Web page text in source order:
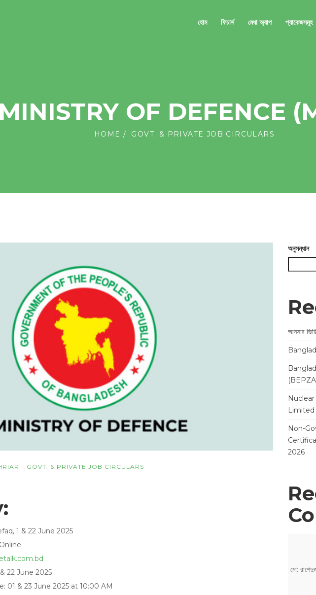
হোম ফিচার্স মেধা অ্যাপ প্যাকেজসমূহ
MINISTRY OF DEFENCE
HOME GOVT. & PRIVATE JOB CIRCULARS
GOVT. & PRIVATE JOB CIRCULARS
1 & 22 June 2025
22 June 2025
01 & 23 June 2025 at 10:00 AM
অনুসন্ধান
আনসার
Limited
Non-
2026
মো: